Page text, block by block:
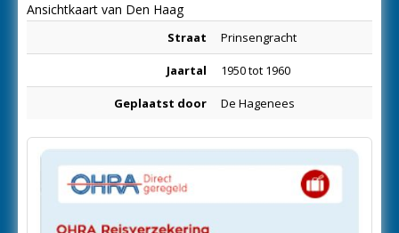
Ansichtkaart van Den Haag
Straat Prinsengracht
Jaartal 1950 tot 1960
Geplaatst door De Hagenees